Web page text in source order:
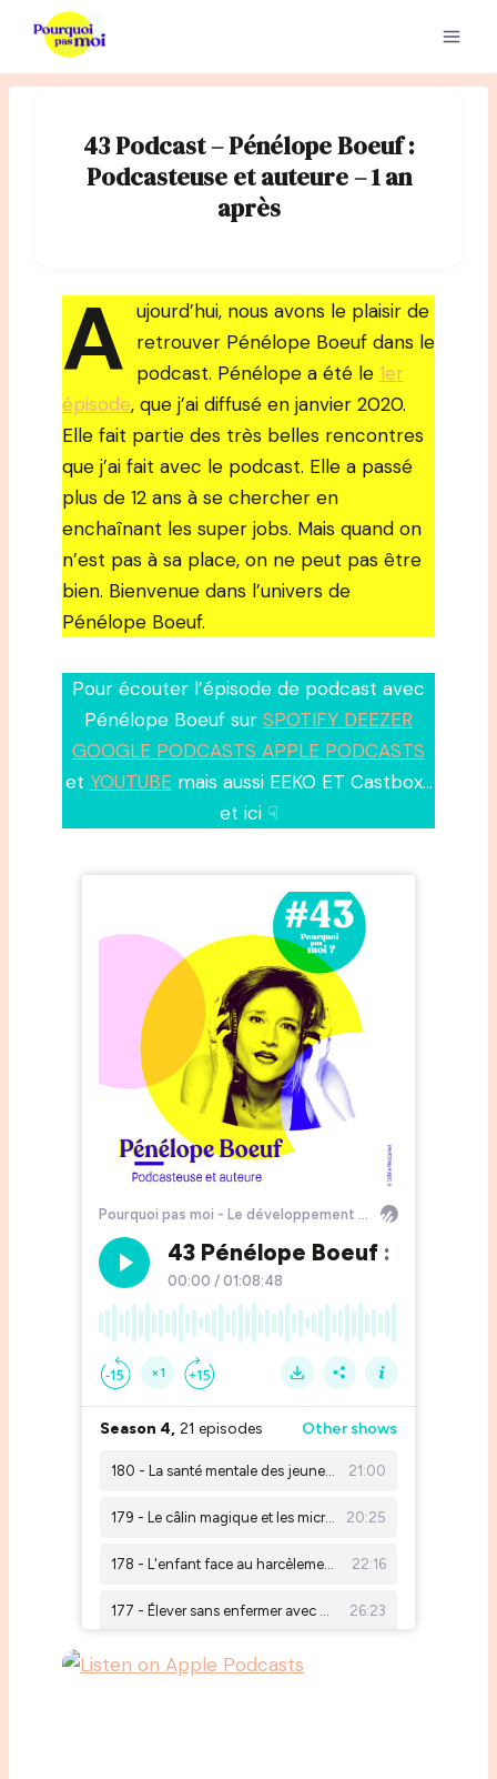
contenu
43 Podcast – Pénélope Boeuf :
Podcasteuse et auteure – 1 an
après
A ujourd’hui, nous avons le plaisir de
retrouver Pénélope Boeuf dans le
podcast. Pénélope a été le 1er
épisode, que j’ai diffusé en janvier 2020.
Elle fait partie des très belles rencontres
que j’ai fait avec le podcast. Elle a passé
plus de 12 ans à se chercher en
enchaînant les super jobs. Mais quand on
n’est pas à sa place, on ne peut pas être
bien. Bienvenue dans l’univers de
Pénélope Boeuf.
Pour écouter l’épisode de podcast avec
Pénélope Boeuf sur SPOTIFY DEEZER
GOOGLE PODCASTS APPLE PODCASTS
et YOUTUBE mais aussi EEKO ET Castbox…
et ici ☟